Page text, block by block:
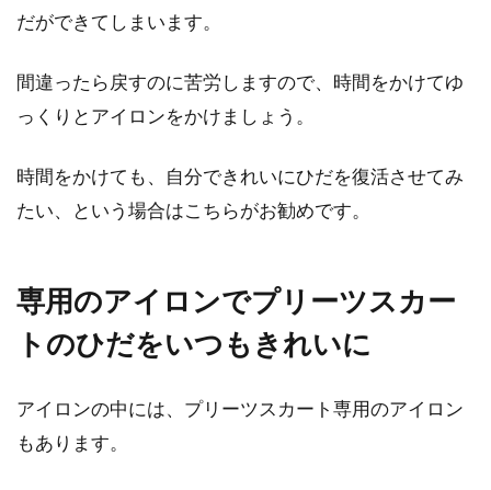
だができてしまいます。
間違ったら戻すのに苦労しますので、時間をかけてゆ
っくりとアイロンをかけましょう。
時間をかけても、自分できれいにひだを復活させてみ
たい、という場合はこちらがお勧めです。
専用のアイロンでプリーツスカー
トのひだをいつもきれいに
アイロンの中には、プリーツスカート専用のアイロン
もあります。